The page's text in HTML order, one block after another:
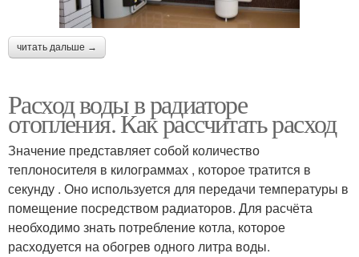
читать дальше →
Расход воды в радиаторе
отопления. Как рассчитать расход
Значение представляет собой количество
теплоносителя в килограммах , которое тратится в
секунду . Оно используется для передачи температуры в
помещение посредством радиаторов. Для расчёта
необходимо знать потребление котла, которое
расходуется на обогрев одного литра воды.